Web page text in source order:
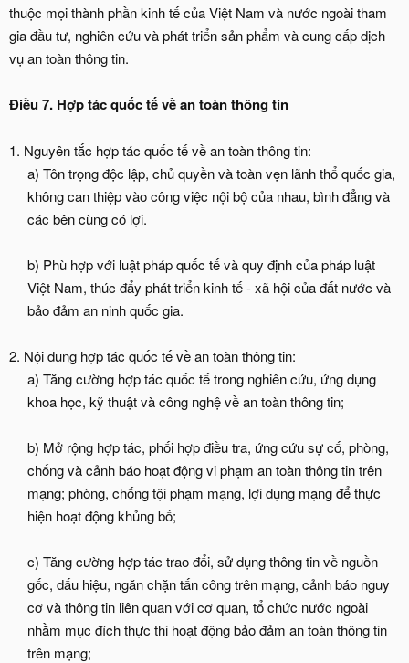
thuộc mọi thành phần kinh tế của Việt Nam và nước ngoài tham
gia đầu tư, nghiên cứu và phát triển sản phẩm và cung cấp dịch
vụ an toàn thông tin.
Điều 7. Hợp tác quốc tế về an toàn thông tin
1. Nguyên tắc hợp tác quốc tế về an toàn thông tin:
a) Tôn trọng độc lập, chủ quyền và toàn vẹn lãnh thổ quốc gia,
không can thiệp vào công việc nội bộ của nhau, bình đẳng và
các bên cùng có lợi.
b) Phù hợp với luật pháp quốc tế và quy định của pháp luật
Việt Nam, thúc đẩy phát triển kinh tế - xã hội của đất nước và
bảo đảm an ninh quốc gia.​
2. Nội dung hợp tác quốc tế về an toàn thông tin:
a) Tăng cường hợp tác quốc tế trong nghiên cứu, ứng dụng
khoa học, kỹ thuật và công nghệ về an toàn thông tin;
b) Mở rộng hợp tác, phối hợp điều tra, ứng cứu sự cố, phòng,
chống và cảnh báo hoạt động vi phạm an toàn thông tin trên
mạng; phòng, chống tội phạm mạng, lợi dụng mạng để thực
hiện hoạt động khủng bố;
c) Tăng cường hợp tác trao đổi, sử dụng thông tin về nguồn
gốc, dấu hiệu, ngăn chặn tấn công trên mạng, cảnh báo nguy
cơ và thông tin liên quan với cơ quan, tổ chức nước ngoài
nhằm mục đích thực thi hoạt động bảo đảm an toàn thông tin
trên mạng;